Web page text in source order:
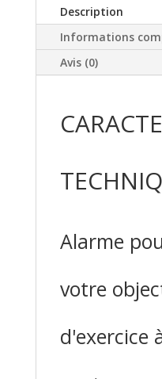
Description
Informations
Avis (0)
Alarme
votre
d'exercice